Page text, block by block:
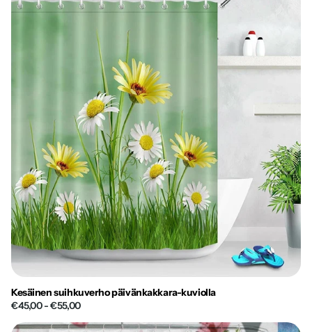
Kesäinen suihkuverho päivänkakkara-kuviolla
€45,00- €55,00